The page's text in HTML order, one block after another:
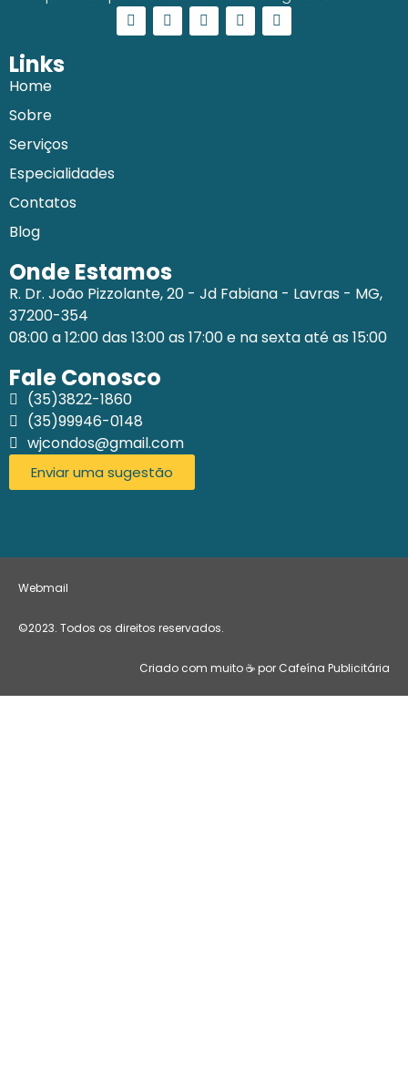
Links
Home
Sobre
Serviços
Especialidades
Contatos
Blog
Onde Estamos
R. Dr. João Pizzolante, 20 - Jd Fabiana - Lavras - MG,
37200-354
08:00 a 12:00 das 13:00 as 17:00 e na sexta até as 15:00
Fale Conosco
(35)3822-1860
(35)99946-0148
wjcondos@gmail.com
Enviar uma sugestão
Webmail
©2023. Todos os direitos reservados.
Criado com muito ☕ por Cafeína Publicitária